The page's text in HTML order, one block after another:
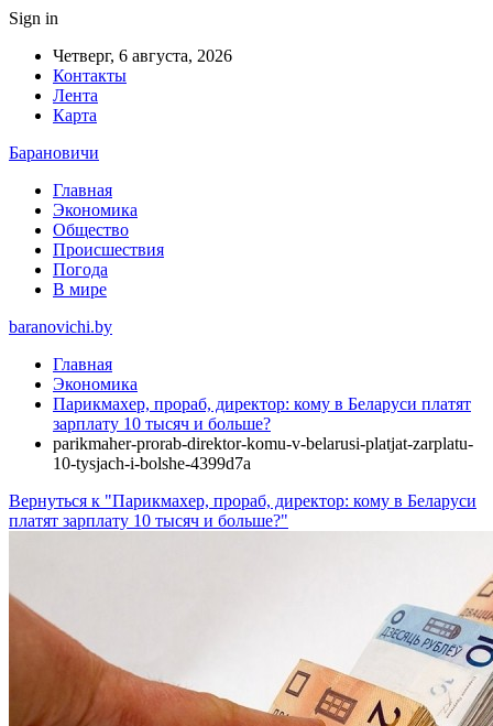
Sign in
Четверг, 6 августа, 2026
Контакты
Лента
Карта
Барановичи
Главная
Экономика
Общество
Происшествия
Погода
В мире
baranovichi.by
Главная
Экономика
Парикмахер, прораб, директор: кому в Беларуси платят
зарплату 10 тысяч и больше?
parikmaher-prorab-direktor-komu-v-belarusi-platjat-zarplatu-
10-tysjach-i-bolshe-4399d7a
Вернуться к "Парикмахер, прораб, директор: кому в Беларуси
платят зарплату 10 тысяч и больше?"